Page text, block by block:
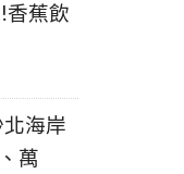
香蕉飲
北海岸
萬